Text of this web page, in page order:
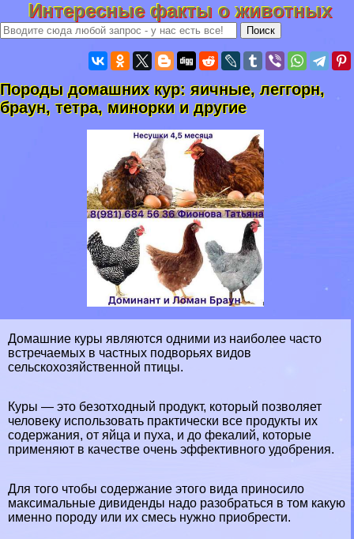
Интересные факты о животных
Породы домашних кур: яичные, леггорн,
браун, тетра, минорки и другие
Домашние куры являются одними из наиболее часто
встречаемых в частных подворьях видов
сельскохозяйственной птицы.
Куры — это безотходный продукт, который позволяет
человеку использовать пpaктически все продукты их
содержания, от яйца и пуха, и до фекалий, которые
применяют в качестве очень эффективного удобрения.
Для того чтобы содержание этого вида приносило
максимальные дивиденды надо разобраться в том какую
именно породу или их смесь нужно приобрести.